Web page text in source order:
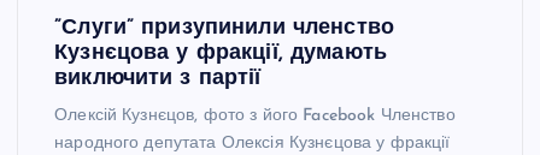
”Слуги” призупинили членство
Кузнєцова у фракції, думають
виключити з партії
Олексій Кузнєцов, фото з його Facebook Членство
народного депутата Олексія Кузнєцова у фракції